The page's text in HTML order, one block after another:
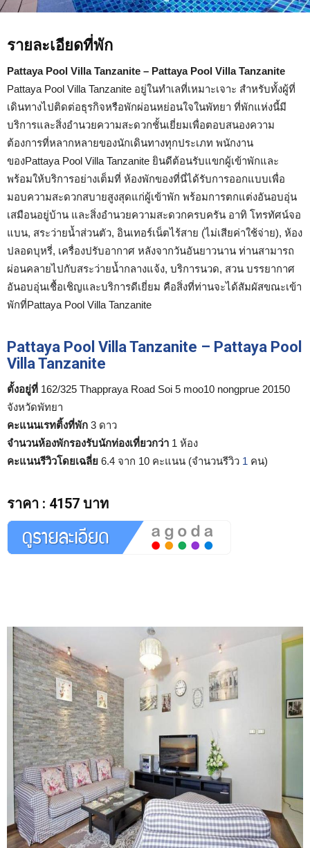
รายละเอียดที่พัก
Pattaya Pool Villa Tanzanite – Pattaya Pool Villa Tanzanite
Pattaya Pool Villa Tanzanite อยู่ในทำเลที่เหมาะเจาะ สำหรับทั้งผู้ที่
เดินทางไปติดต่อธุรกิจหรือพักผ่อนหย่อนใจในพัทยา ที่พักแห่งนี้มี
บริการและสิ่งอำนวยความสะดวกชั้นเยี่ยมเพื่อตอบสนองความ
ต้องการที่หลากหลายของนักเดินทางทุกประเภท พนักงาน
ของPattaya Pool Villa Tanzanite ยินดีต้อนรับแขกผู้เข้าพักและ
พร้อมให้บริการอย่างเต็มที่ ห้องพักของที่นี่ได้รับการออกแบบเพื่อ
มอบความสะดวกสบายสูงสุดแก่ผู้เข้าพัก พร้อมการตกแต่งอันอบอุ่น
เสมือนอยู่บ้าน และสิ่งอำนวยความสะดวกครบครัน อาทิ โทรทัศน์จอ
แบน, สระว่ายน้ำส่วนตัว, อินเทอร์เน็ตไร้สาย (ไม่เสียค่าใช้จ่าย), ห้อง
ปลอดบุหรี่, เครื่องปรับอากาศ หลังจากวันอันยาวนาน ท่านสามารถ
ผ่อนคลายไปกับสระว่ายน้ำกลางแจ้ง, บริการนวด, สวน บรรยากาศ
อันอบอุ่นเชื้อเชิญและบริการดีเยี่ยม คือสิ่งที่ท่านจะได้สัมผัสขณะเข้า
พักที่Pattaya Pool Villa Tanzanite
Pattaya Pool Villa Tanzanite – Pattaya Pool
Villa Tanzanite
ตั้งอยู่ที่ 162/325 Thappraya Road Soi 5 moo10 nongprue 20150
จังหวัดพัทยา
คะแนนเรทติ้งที่พัก 3 ดาว
จำนวนห้องพักรองรับนักท่องเที่ยวกว่า 1 ห้อง
คะแนนรีวิวโดยเฉลี่ย 6.4 จาก 10 คะแนน (จำนวนรีวิว 1 คน)
ราคา : 4157 บาท